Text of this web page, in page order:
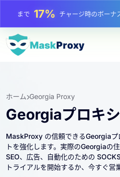
まで 17% チャージ時のボーナ
まで81% IP のローテーション購
ホーム Georgia Proxy
Georgiaプロキシ
MaskProxy の信頼できるGeorgiaプ
トを強化します。実際のGeorgiaの
SEO、広告、自動化のための
トライアルを開始するか、今すぐ営